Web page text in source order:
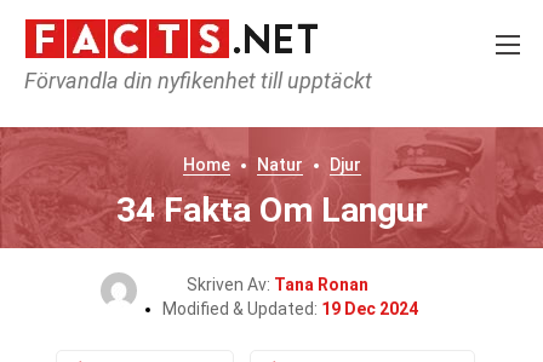
Förvandla din nyfikenhet till upptäckt
Home Natur Djur
34 Fakta Om Langur
Skriven Av: Tana Ronan
Modified & Updated: 19 Dec 2024